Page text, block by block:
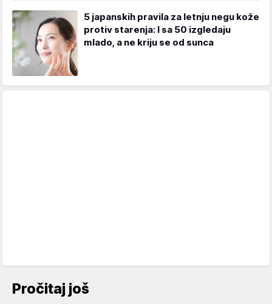
5 japanskih pravila za letnju negu kože
protiv starenja: I sa 50 izgledaju
mlado, a ne kriju se od sunca
Pročitaj još